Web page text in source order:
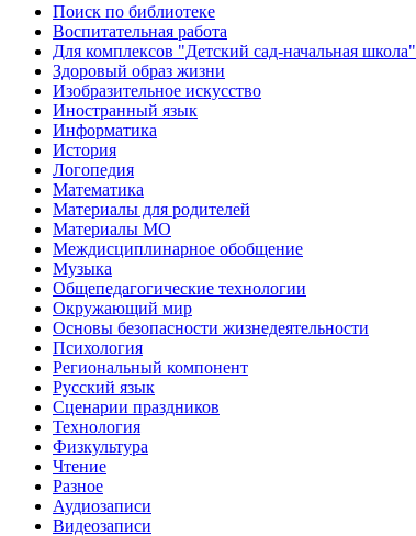
Поиск по библиотеке
Воспитательная работа
Для комплексов "Детский сад-начальная школа"
Здоровый образ жизни
Изобразительное искусство
Иностранный язык
Информатика
История
Логопедия
Математика
Материалы для родителей
Материалы МО
Междисциплинарное обобщение
Музыка
Общепедагогические технологии
Окружающий мир
Основы безопасности жизнедеятельности
Психология
Региональный компонент
Русский язык
Сценарии праздников
Технология
Физкультура
Чтение
Разное
Аудиозаписи
Видеозаписи